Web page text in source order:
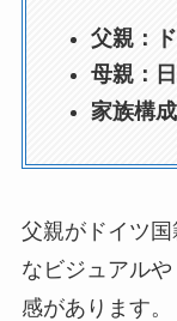
父親：
母親：
家族構
父親がドイツ
なビジュアル
感があります。